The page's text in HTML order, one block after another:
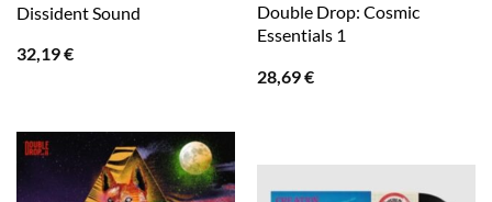
Dissident Sound
32,19€
Double Drop: Cosmic
Essentials 1
28,69€